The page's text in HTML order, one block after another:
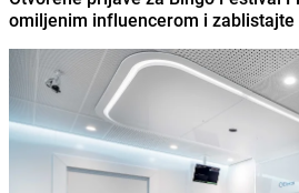
omiljenim influencerom i zablistajte